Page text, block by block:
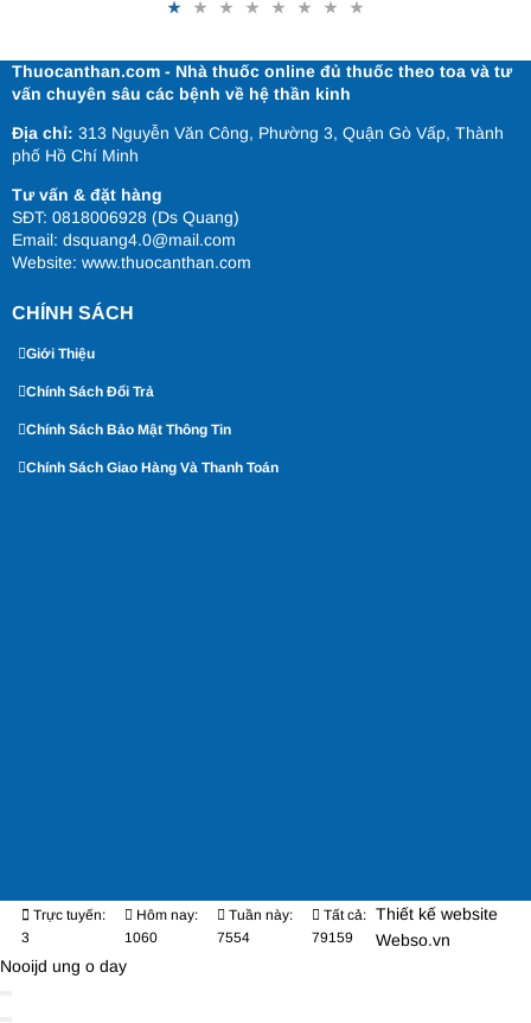
Thuocanthan.com - Nhà thuốc online đủ thuốc theo toa và tư
vấn chuyên sâu các bệnh về hệ thần kinh
Địa chỉ: 313 Nguyễn Văn Công, Phường 3, Quận Gò Vấp, Thành
phố Hồ Chí Minh
Tư vấn & đặt hàng
SĐT: 0818006928 (Ds Quang)
Email: dsquang4.0@mail.com
Website: www.thuocanthan.com
CHÍNH SÁCH
Giới Thiệu
Chính Sách Đổi Trả
Chính Sách Bảo Mật Thông Tin
Chính Sách Giao Hàng Và Thanh Toán
Trực tuyến:
3
Hôm nay:
1060
Tuần này:
7554
Tất cả:
79159
Thiết kế website
Webso.vn
Nooijd ung o day